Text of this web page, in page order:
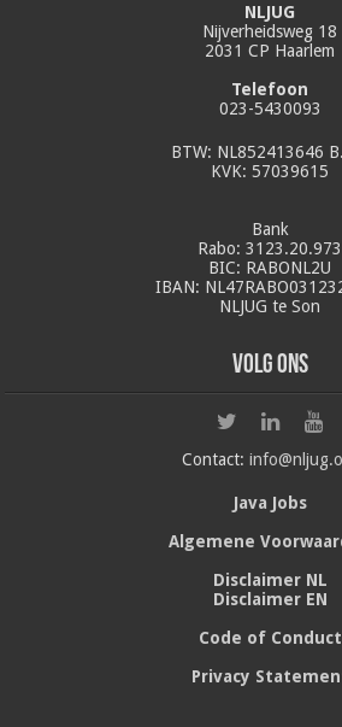
NLJUG
Nijverheidsweg 18
2031 CP Haarlem
Telefoon
023-5430093
BTW: NL852413646
KVK: 57039615
Bank
Rabo: 3123.20.973
BIC: RABONL2U
IBAN:
NLJUG te Son
Volg ons
Contact:
Java Jobs
Algemene
Disclaimer NL
Disclaimer EN
Code of Conduct
Privacy